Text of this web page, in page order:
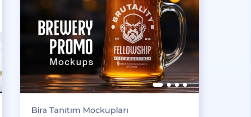
Bira Tanıtım Mockupları